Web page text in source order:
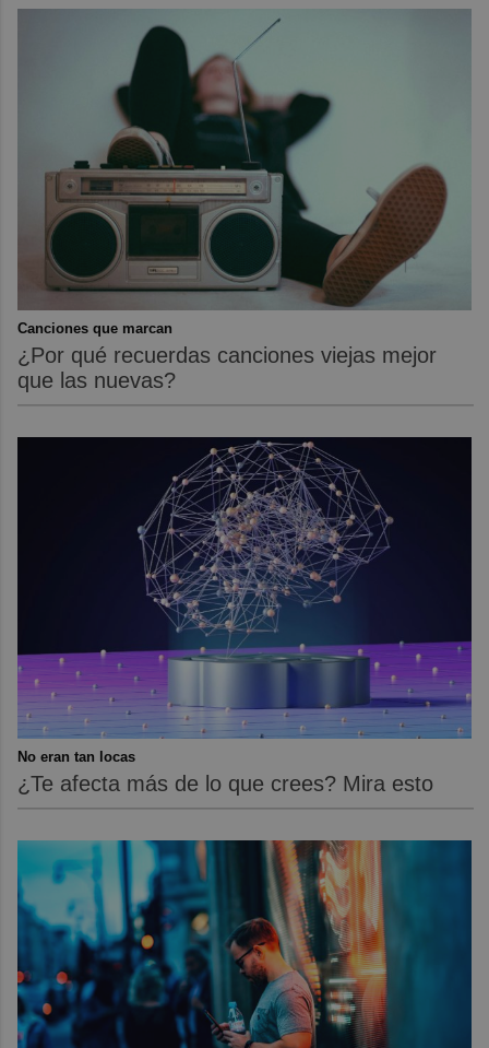
Canciones que marcan
¿Por qué recuerdas canciones viejas mejor
que las nuevas?
No eran tan locas
¿Te afecta más de lo que crees? Mira esto